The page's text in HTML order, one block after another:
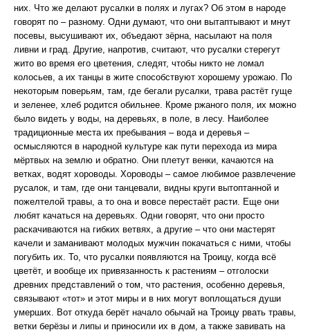
них. Что же делают русалки в полях и лугах? Об этом в народе
говорят по – разному. Одни думают, что они вытаптывают и мнут
посевы, высушивают их, объедают зёрна, насылают на поля
ливни и град. Другие, напротив, считают, что русалки стерегут
жито во время его цветения, следят, чтобы никто не ломал
колосьев, а их танцы в жите способствуют хорошему урожаю. По
некоторым поверьям, там, где бегали русалки, трава растёт гуще
и зеленее, хлеб родится обильнее. Кроме ржаного поля, их можно
было видеть у воды, на деревьях, в поле, в лесу. Наиболее
традиционные места их пребывания – вода и деревья –
осмысляются в народной культуре как пути перехода из мира
мёртвых на землю и обратно. Они плетут венки, качаются на
ветках, водят хороводы. Хороводы – самое любимое развлечение
русалок, и там, где они танцевали, видны круги вытоптанной и
пожелтелой травы, а то она и вовсе перестаёт расти. Еще они
любят качаться на деревьях. Одни говорят, что они просто
раскачиваются на гибких ветвях, а другие – что они мастерят
качели и заманивают молодых мужчин покачаться с ними, чтобы
погубить их. То, что русалки появляются на Троицу, когда всё
цветёт, и вообще их привязанность к растениям – отголоски
древних представлений о том, что растения, особенно деревья,
связывают «тот» и этот миры и в них могут воплощаться души
умерших. Вот откуда берёт начало обычай на Троицу рвать травы,
ветки берёзы и липы и приносили их в дом, а также завивать на